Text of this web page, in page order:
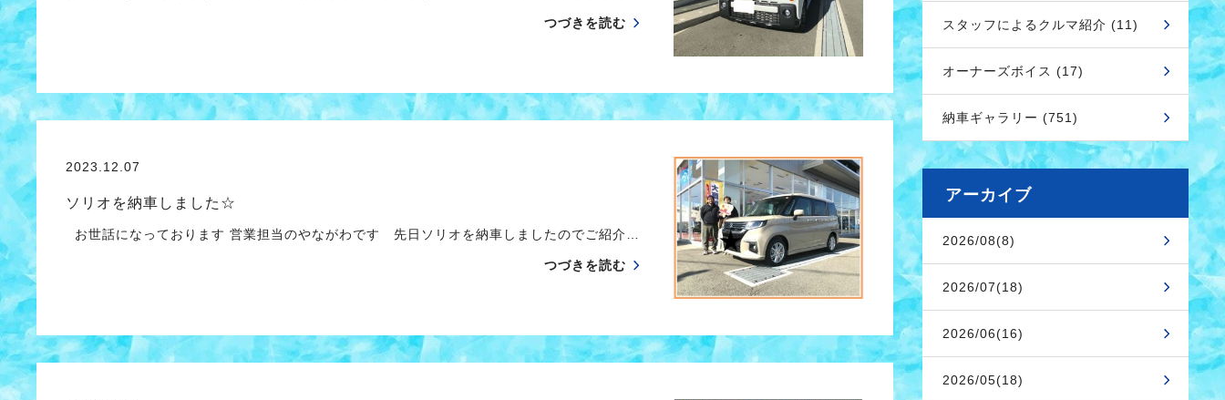
つづきを読む
2023.12.07
ソリオを納車しました☆
お世話になっております 営業担当のやながわです 先日ソリオを納車しましたのでご紹介…
つづきを読む
スタッフによるクルマ紹介 (11)
オーナーズボイス (17)
納車ギャラリー (751)
アーカイブ
2026/08(8)
2026/07(18)
2026/06(16)
2026/05(18)